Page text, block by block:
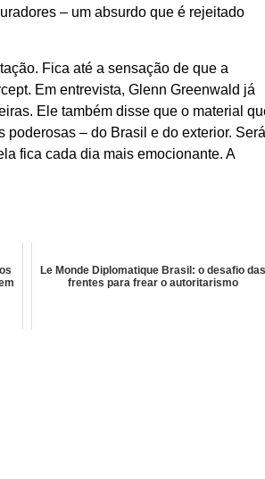
– um absurdo que é rejeitado
Fica até a sensação de que a
Em entrevista, Glenn Greenwald já
Ele também disse que o material
– do Brasil e do exterior. Será
fica cada dia mais emocionante. A
Le Monde Diplomatique Brasil: o desafio das
frentes para frear o autoritarismo